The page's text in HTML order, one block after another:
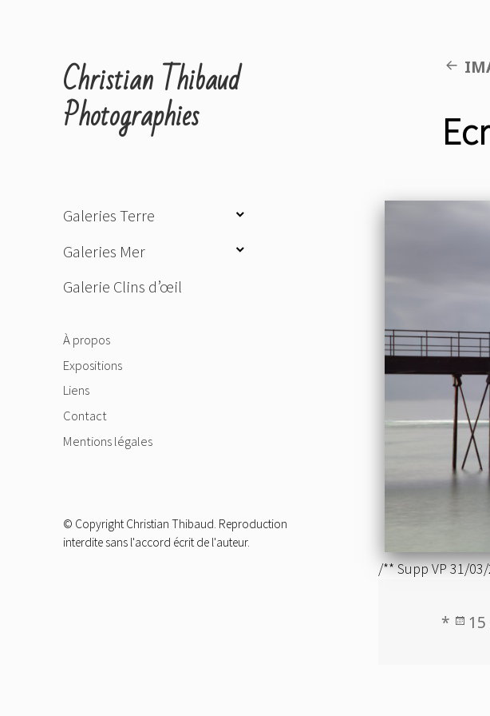
Christian Thibaud
Photographies
Galeries Terre
ouvrir
sous-
Galeries Mer
ouvrir
Galerie Clins d’œil
À propos
Expositions
Liens
Contact
Mentions légales
© Copyright Christian Thibaud. Reproduction
interdite sans l'accord écrit de l'auteur.
/** Supp VP 31/
*